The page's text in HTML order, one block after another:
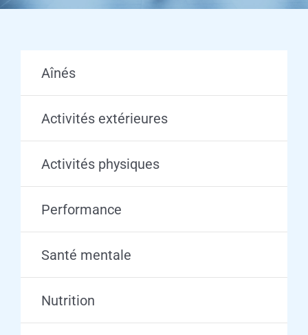
Aînés
Activités extérieures
Activités physiques
Performance
Santé mentale
Nutrition